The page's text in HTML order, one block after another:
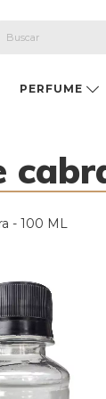
PERFUME
- 100 ML